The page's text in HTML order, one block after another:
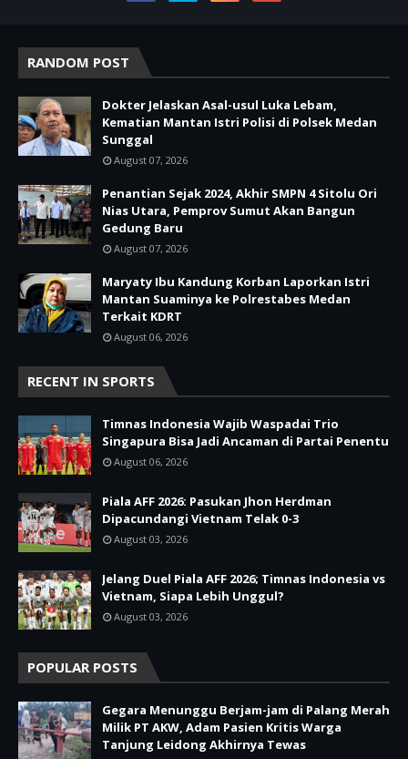
RANDOM POST
Dokter Jelaskan Asal-usul Luka Lebam,
Kematian Mantan Istri Polisi di Polsek Medan
Sunggal
August 07, 2026
Penantian Sejak 2024, Akhir SMPN 4 Sitolu Ori
Nias Utara, Pemprov Sumut Akan Bangun
Gedung Baru
August 07, 2026
Maryaty Ibu Kandung Korban Laporkan Istri
Mantan Suaminya ke Polrestabes Medan
Terkait KDRT
August 06, 2026
RECENT IN SPORTS
Timnas Indonesia Wajib Waspadai Trio
Singapura Bisa Jadi Ancaman di Partai Penentu
August 06, 2026
Piala AFF 2026: Pasukan Jhon Herdman
Dipacundangi Vietnam Telak 0-3
August 03, 2026
Jelang Duel Piala AFF 2026; Timnas Indonesia vs
Vietnam, Siapa Lebih Unggul?
August 03, 2026
POPULAR POSTS
Gegara Menunggu Berjam-jam di Palang Merah
Milik PT AKW, Adam Pasien Kritis Warga
Tanjung Leidong Akhirnya Tewas